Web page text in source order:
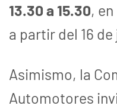
13.30 a 15.30,
a partir del 16 de
Asimismo, la
Automotores